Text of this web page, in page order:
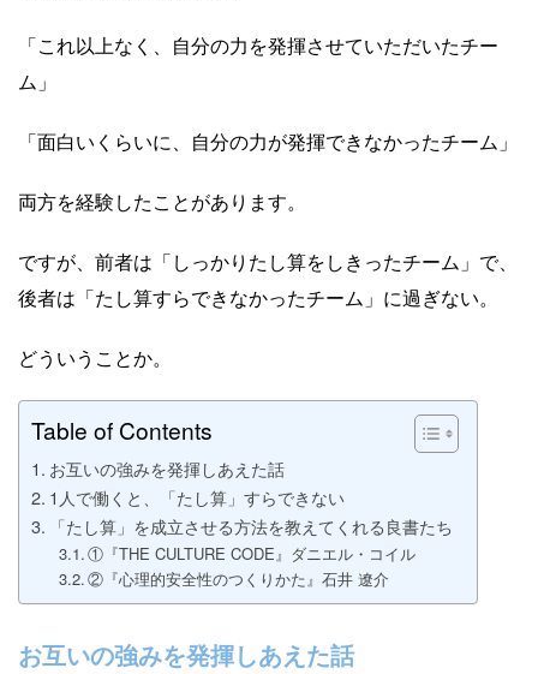
「これ以上なく、自分の力を発揮させていただいたチー
ム」
「面白いくらいに、自分の力が発揮できなかったチーム」
両方を経験したことがあります。
ですが、前者は「しっかりたし算をしきったチーム」で、
後者は「たし算すらできなかったチーム」に過ぎない。
どういうことか。
Table of Contents
お互いの強みを発揮しあえた話
1人で働くと、「たし算」すらできない
「たし算」を成立させる方法を教えてくれる良書たち
①『THE CULTURE CODE』ダニエル・コイル
②『心理的安全性のつくりかた』石井 遼介
お互いの強みを発揮しあえた話